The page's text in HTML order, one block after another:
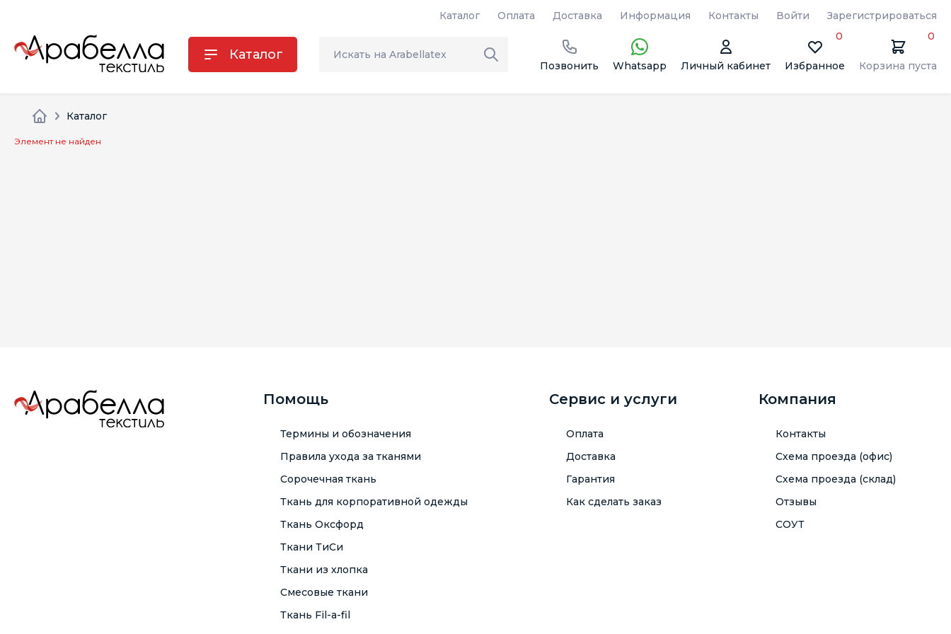
Каталог Оплата Доставка Информация Контакты Войти Зарегистрироваться
Каталог
Позвонить Whatsapp Личный кабинет Избранное
0
Корзина пуста
0
Каталог
Элемент не найден
Помощь
Термины и обозначения
Правила ухода за тканями
Сорочечная ткань
Ткань для корпоративной одежды
Ткань Оксфорд
Ткани ТиСи
Ткани из хлопка
Смесовые ткани
Ткань Fil-a-fil
Сервис и услуги
Оплата
Доставка
Гарантия
Как сделать заказ
Компания
Контакты
Схема проезда (офис)
Схема проезда (склад)
Отзывы
СОУТ